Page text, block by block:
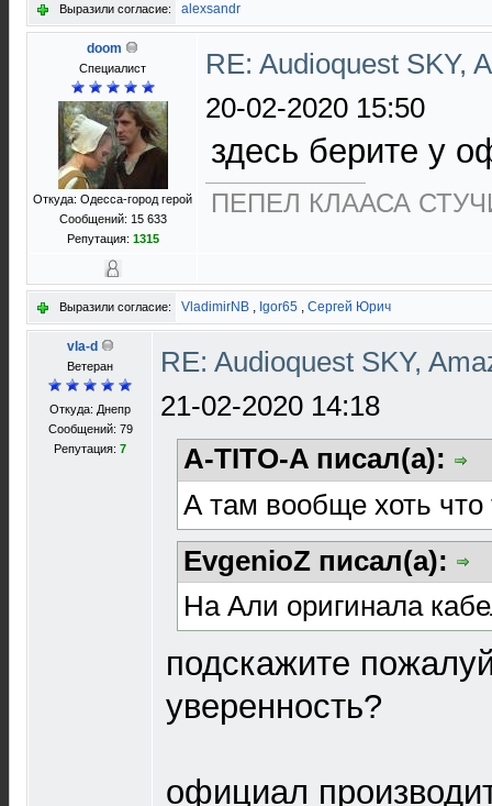
Выразили согласие: alexsandr
doom
Специалист
Откуда: Одесса-город герой
Сообщений: 15 633
Репутация: 1315
RE: Audioquest SKY,
20-02-2020 15:50
здесь берите у
ПЕПЕЛ КЛААСА
Выразили согласие: VladimirNB , Igor65 , Сергей Юрич
vla-d
Ветеран
Откуда: Днепр
Сообщений: 79
Репутация: 7
RE: Audioquest SKY,
21-02-2020 14:18
A-TITO-A писал(а):
А там вообще хоть
EvgenioZ писал(а):
На Али оригинала
подскажите
уверенность?
официал